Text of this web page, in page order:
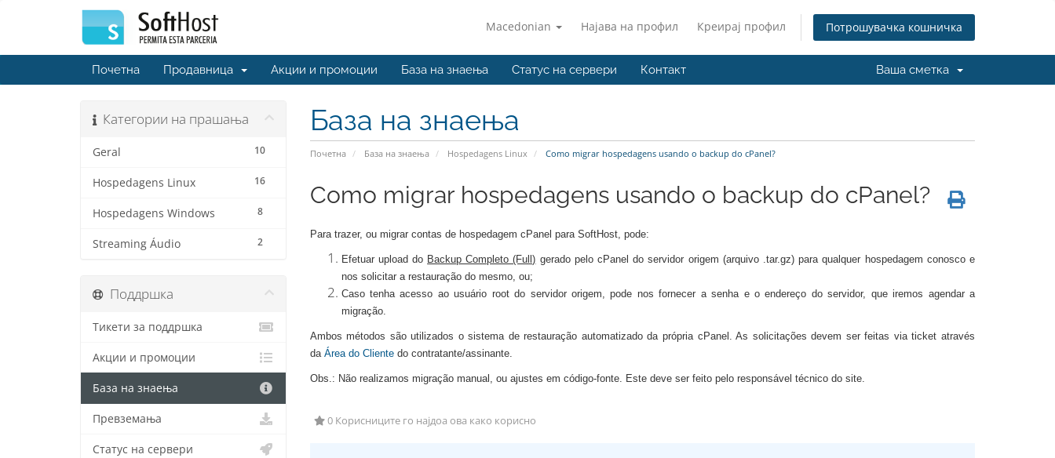
Macedonian Најава на профил Креирај профил Потрошувачка кошничка
Почетна Продавница Акции и промоции База на знаења Статус на сервери Контакт Ваша сметка
База на знаења
Почетна База на знаења Hospedagens Linux Como migrar hospedagens usando o backup do cPanel?
Категории на прашања
10
Geral
16
Hospedagens Linux
8
Hospedagens Windows
2
Streaming Áudio
Como migrar hospedagens usando o backup do cPanel?
Para trazer, ou migrar contas de hospedagem cPanel para SoftHost, pode:
Efetuar upload do Backup Completo (Full) gerado pelo cPanel do servidor origem (arquivo .tar.gz) para qualquer hospedagem conosco e
nos solicitar a restauração do mesmo, ou;
Caso tenha acesso ao usuário root do servidor origem, pode nos fornecer a senha e o endereço do servidor, que iremos agendar a
migração.
Ambos métodos são utilizados o sistema de restauração automatizado da própria cPanel. As solicitações devem ser feitas via ticket através
da Área do Clientedo contratante/assinante.
Obs.: Não realizamos migração manual, ou ajustes em código-fonte. Este deve ser feito pelo responsável técnico do site.
0 Корисниците го најдоа ова како корисно
Поддршка
Тикети за поддршка
Акции и промоции
База на знаења
Превземања
Статус на сервери